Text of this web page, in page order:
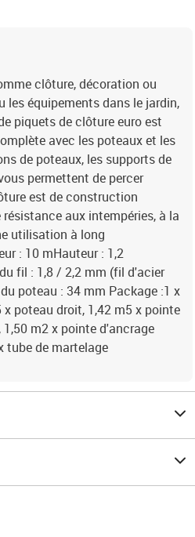
clôture, décoration ou
équipements dans le jardin,
piquets de clôture euro est
avec les poteaux et les
de poteaux, les supports de
permettent de percer
est de construction
aux intempéries, à la
utilisation à long
: 10 mHauteur : 1,2
fil : 1,8 / 2,2 mm (fil d'acier
poteau : 34 mm Package :1 x
poteau droit, 1,42 m5 x pointe
m2 x pointe d'ancrage
tube de martelage